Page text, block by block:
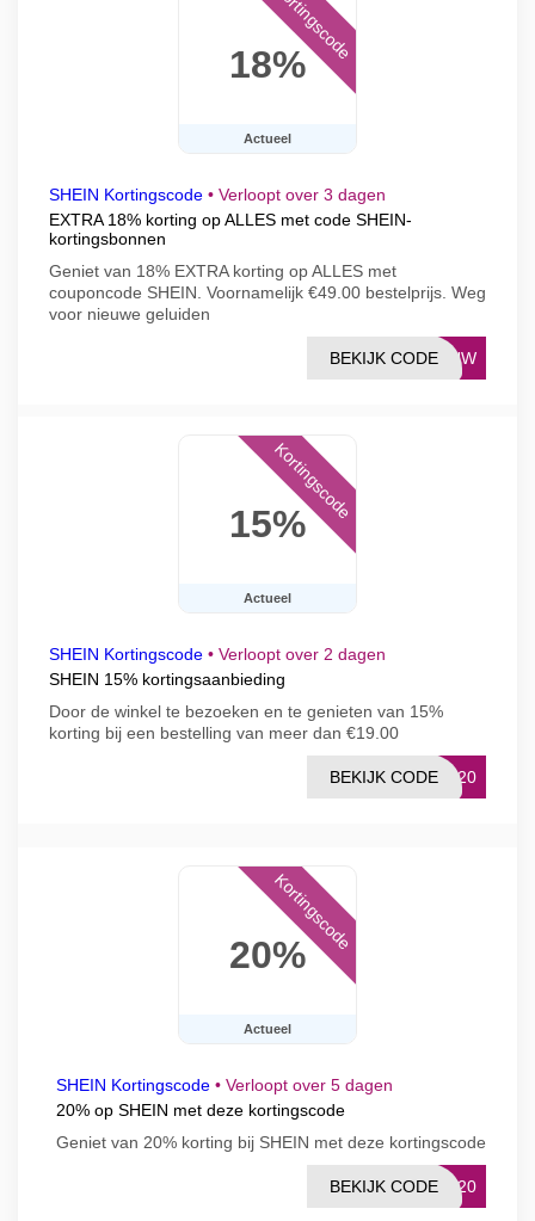
18%
Actueel
Kortingscode
SHEIN Kortingscode • Verloopt over 3 dagen
EXTRA 18% korting op ALLES met code SHEIN-
kortingsbonnen
Geniet van 18% EXTRA korting op ALLES met
couponcode SHEIN. Voornamelijk €49.00 bestelprijs. Weg
voor nieuwe geluiden
IEUW
BEKIJK CODE
15%
Actueel
Kortingscode
SHEIN Kortingscode • Verloopt over 2 dagen
SHEIN 15% kortingsaanbieding
Door de winkel te bezoeken en te genieten van 15%
korting bij een bestelling van meer dan €19.00
LK20
BEKIJK CODE
20%
Actueel
Kortingscode
SHEIN Kortingscode • Verloopt over 5 dagen
20% op SHEIN met deze kortingscode
Geniet van 20% korting bij SHEIN met deze kortingscode
OY20
BEKIJK CODE